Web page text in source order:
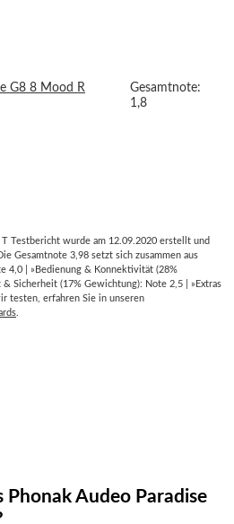
G8 8 Mood R
Gesamtnote:
1,8
T Testbericht wurde am 12.09.2020 erstellt und
Gesamtnote 3,98 setzt sich zusammen aus
4,0 | »Bedienung & Konnektivität (28%
Sicherheit (17% Gewichtung): Note 2,5 | »Extras
testen, erfahren Sie in unseren
Audeo Paradise